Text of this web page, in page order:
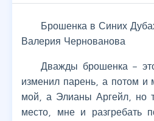
Брошенка в Синих
Валерия Чернованова
Дважды брошенка –
изменил парень, а потом
мой, а Элианы Аргейл, но
место, мне и разгребать